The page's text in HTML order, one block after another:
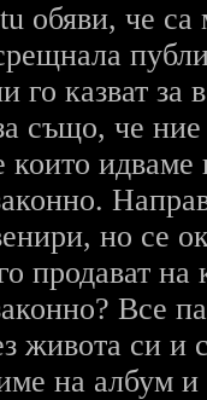
обяви, че са
го казват за
също, че ние
които идваме
но се
продават
Все
живота си и
на албум